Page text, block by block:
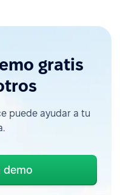
gratis
puede ayudar a tu
demo